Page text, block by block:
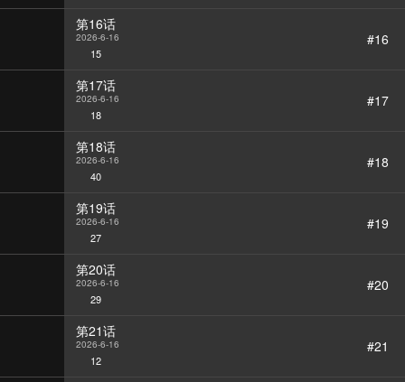
第16话
2026-6-16
15
#16
第17话
2026-6-16
18
#17
第18话
2026-6-16
40
#18
第19话
2026-6-16
27
#19
第20话
2026-6-16
29
#20
第21话
2026-6-16
12
#21